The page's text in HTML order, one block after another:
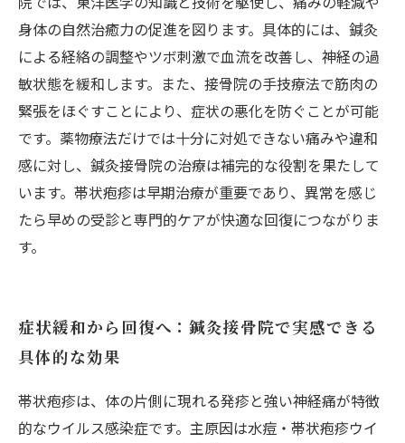
身体の自然治癒力の促進を図ります。具体的には、鍼灸
による経絡の調整やツボ刺激で血流を改善し、神経の過
敏状態を緩和します。また、接骨院の手技療法で筋肉の
緊張をほぐすことにより、症状の悪化を防ぐことが可能
です。薬物療法だけでは十分に対処できない痛みや違和
感に対し、鍼灸接骨院の治療は補完的な役割を果たして
います。帯状疱疹は早期治療が重要であり、異常を感じ
たら早めの受診と専門的ケアが快適な回復につながりま
す。
症状緩和から回復へ：鍼灸接骨院で実感できる
具体的な効果
帯状疱疹は、体の片側に現れる発疹と強い神経痛が特徴
的なウイルス感染症です。主原因は水痘・帯状疱疹ウイ